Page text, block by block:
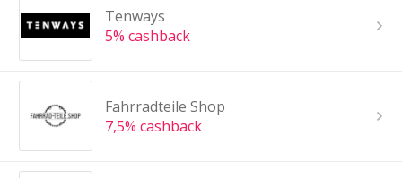
Tenways
5% cashback
Fahrradteile Shop
7,5% cashback